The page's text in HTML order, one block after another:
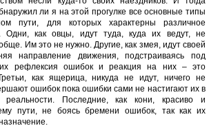
ли я на этой прогулке все основные типы
пути, для которых характерны различное
Одни, как овцы, идут туда, куда их ведут, не
Им это не нужно. Другие, как змея, идут своей
направление движения, подстраиваясь под
рефлексия ошибок и реакция на них – это
как ящерица, никуда не идут, ничего не
ошибок пока ошибки сами не настигают их в
реальности. Последние, как кони, красиво и
пути, не боясь бремени ошибок, так как их